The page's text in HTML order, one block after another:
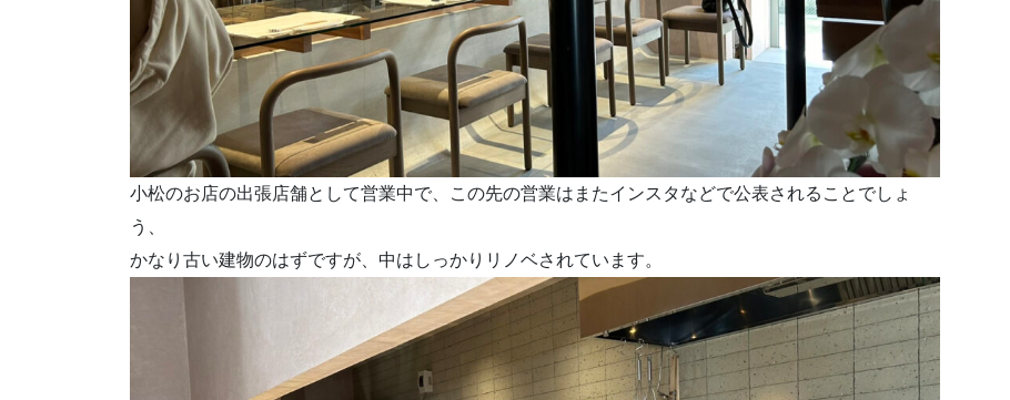
小松のお店の出張店舗として営業中で、この先の営業はまたインスタなどで公表されることでしょ
う、
かなり古い建物のはずですが、中はしっかりリノベされています。